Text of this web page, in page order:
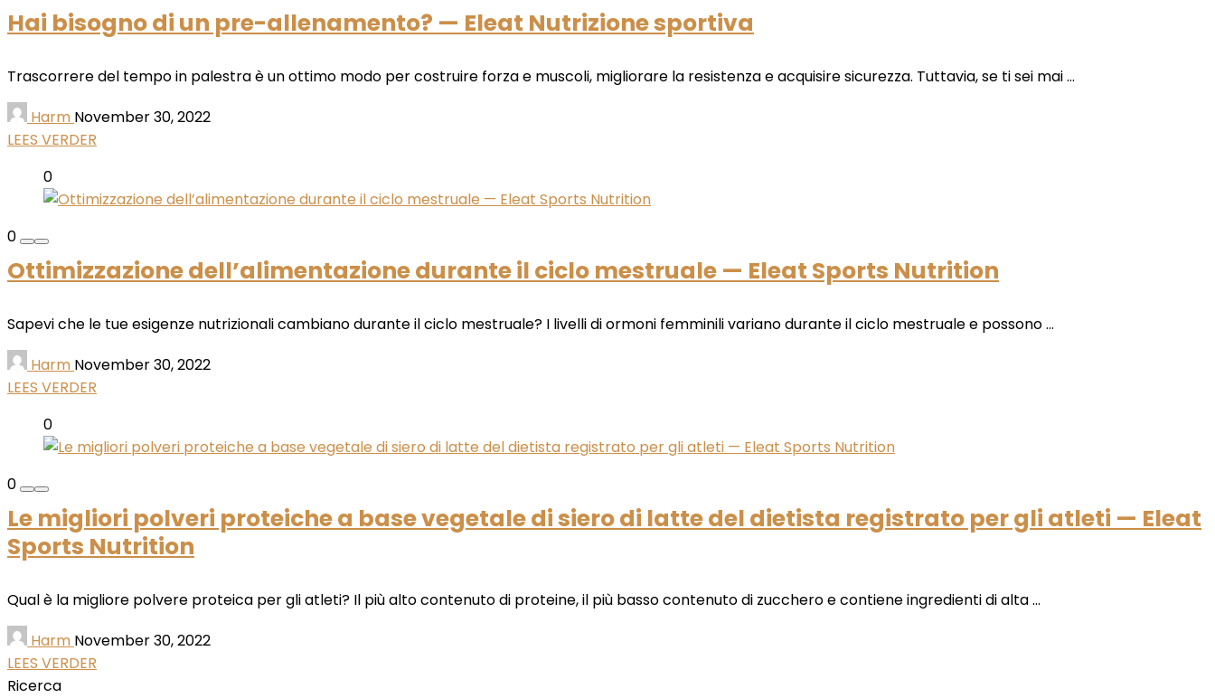
Hai bisogno di un pre-allenamento? — Eleat Nutrizione sportiva
Trascorrere del tempo in palestra è un ottimo modo per costruire forza e muscoli, migliorare la resistenza e acquisire sicurezza. Tuttavia, se ti sei mai ...
Harm November 30, 2022
LEES VERDER
0
0
Ottimizzazione dell’alimentazione durante il ciclo mestruale — Eleat Sports Nutrition
Sapevi che le tue esigenze nutrizionali cambiano durante il ciclo mestruale? I livelli di ormoni femminili variano durante il ciclo mestruale e possono ...
Harm November 30, 2022
LEES VERDER
0
0
Le migliori polveri proteiche a base vegetale di siero di latte del dietista registrato per gli atleti — Eleat
Sports Nutrition
Qual è la migliore polvere proteica per gli atleti? Il più alto contenuto di proteine, il più basso contenuto di zucchero e contiene ingredienti di alta ...
Harm November 30, 2022
LEES VERDER
Ricerca